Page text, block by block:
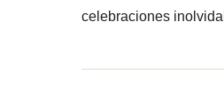
celebraciones